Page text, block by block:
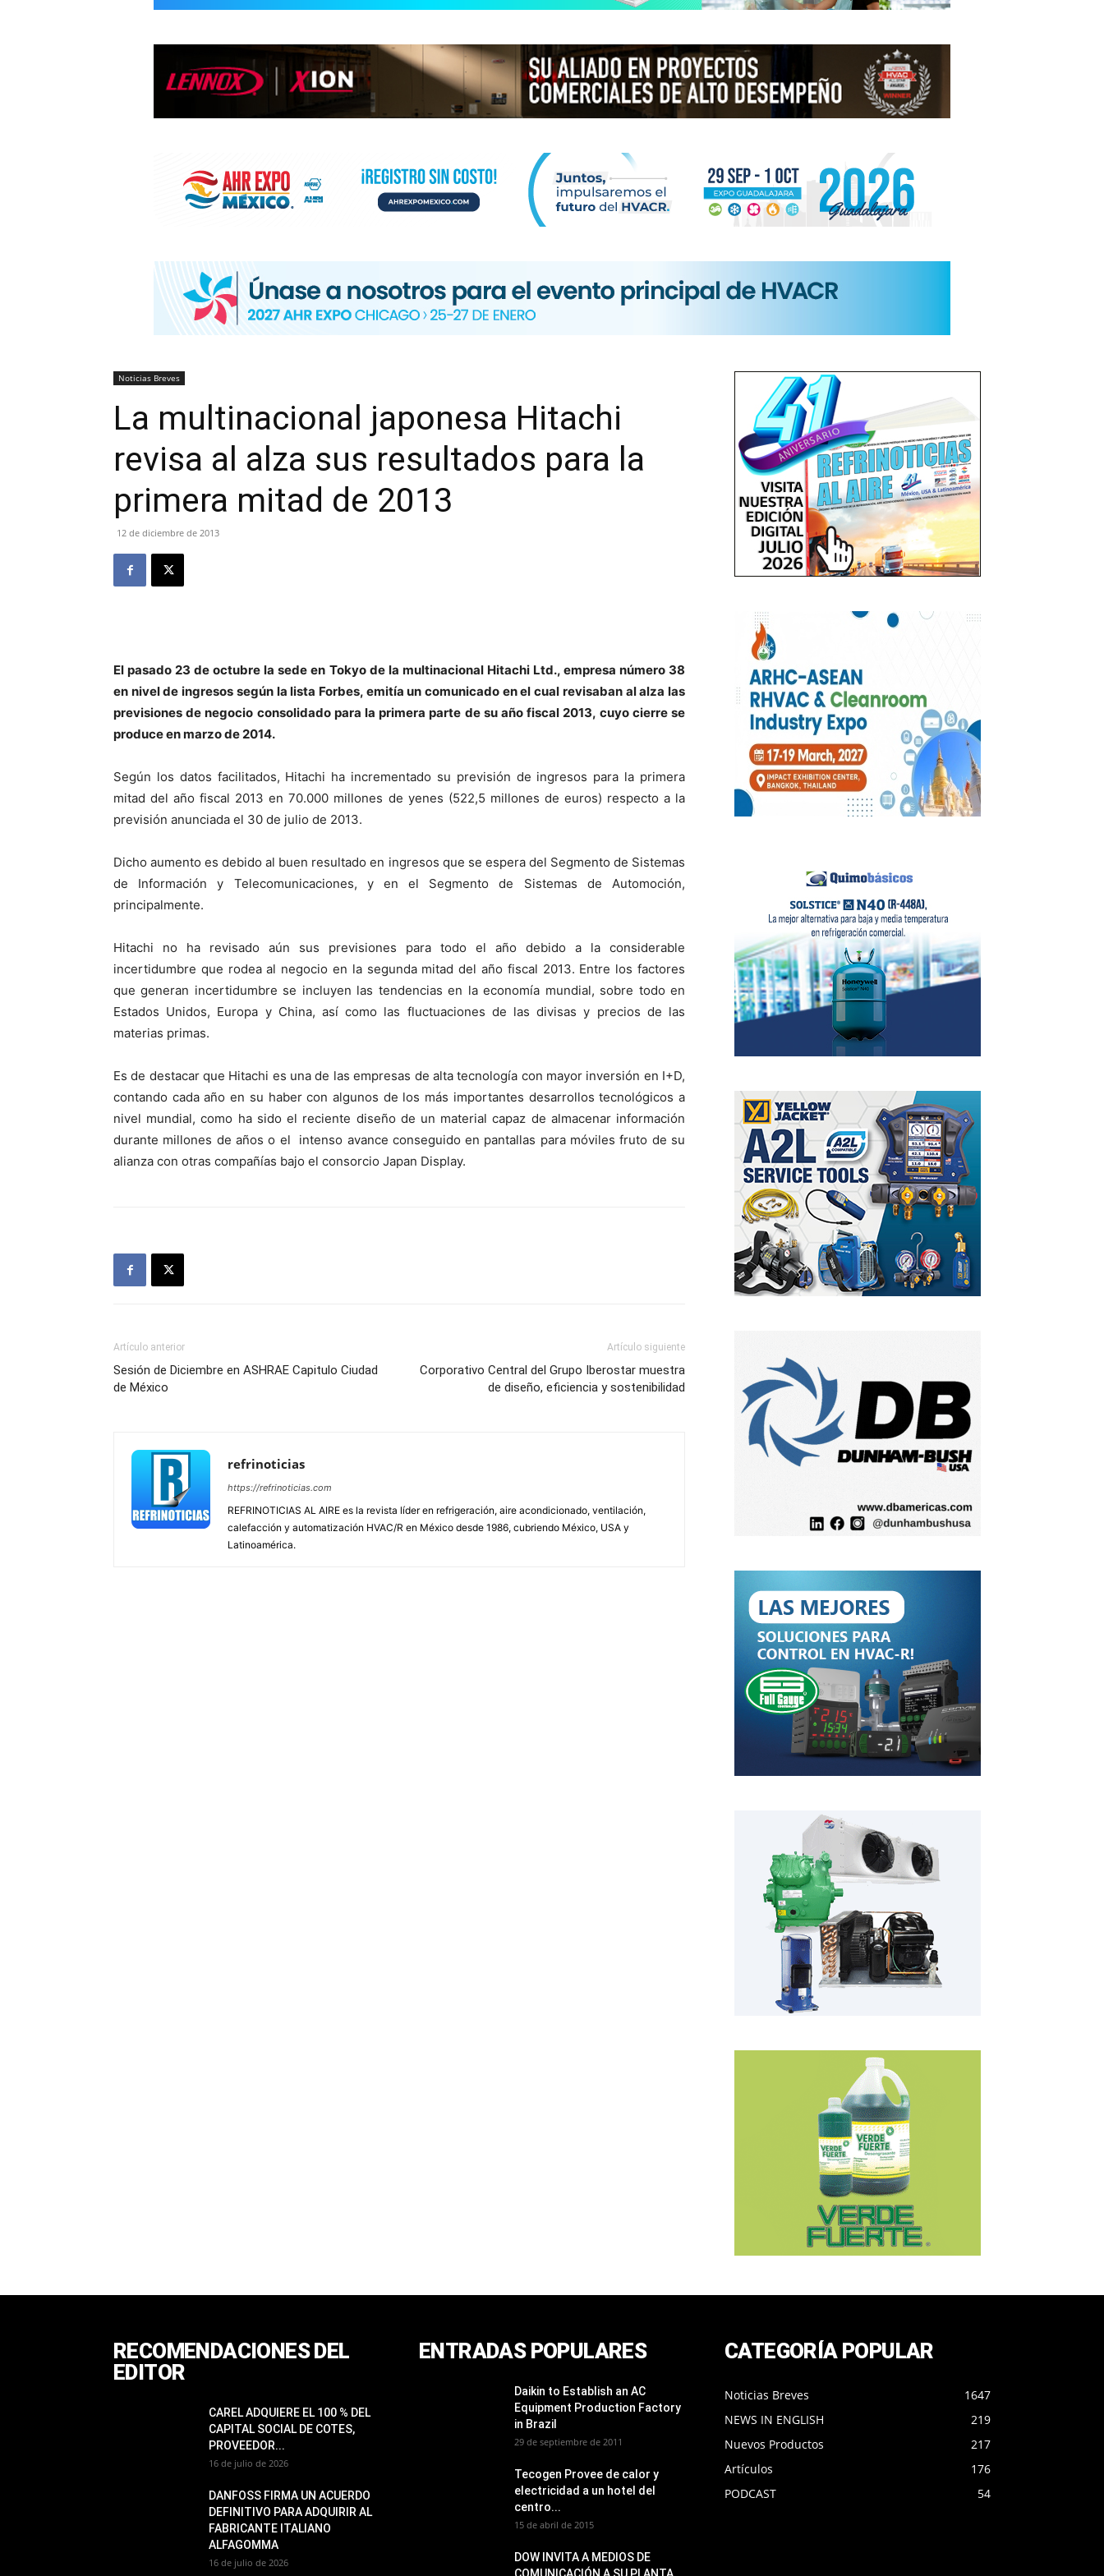
INFORMACIÓN
HVAC/R
DE
Noticias Breves
La multinacional japonesa Hitachi
revisa al alza sus resultados para la
primera mitad de 2013
12 de diciembre de 2013
El pasado 23 de octubre la sede en Tokyo de la multinacional Hitachi Ltd., empresa número 38
en nivel de ingresos según la lista Forbes, emitía un comunicado en el cual revisaban al alza las
previsiones de negocio consolidado para la primera parte de su año fiscal 2013, cuyo cierre se
produce en marzo de 2014.
Según los datos facilitados, Hitachi ha incrementado su previsión de ingresos para la primera
mitad del año fiscal 2013 en 70.000 millones de yenes (522,5 millones de euros) respecto a la
previsión anunciada el 30 de julio de 2013.
Dicho aumento es debido al buen resultado en ingresos que se espera del Segmento de Sistemas
de Información y Telecomunicaciones, y en el Segmento de Sistemas de Automoción,
principalmente.
Hitachi no ha revisado aún sus previsiones para todo el año debido a la considerable
incertidumbre que rodea al negocio en la segunda mitad del año fiscal 2013. Entre los factores
que generan incertidumbre se incluyen las tendencias en la economía mundial, sobre todo en
Estados Unidos, Europa y China, así como las fluctuaciones de las divisas y precios de las
materias primas.
Es de destacar que Hitachi es una de las empresas de alta tecnología con mayor inversión en I+D,
contando cada año en su haber con algunos de los más importantes desarrollos tecnológicos a
nivel mundial, como ha sido el reciente diseño de un material capaz de almacenar información
durante millones de años o el intenso avance conseguido en pantallas para móviles fruto de su
alianza con otras compañías bajo el consorcio Japan Display.
Artículo anterior
Sesión de Diciembre en ASHRAE Capitulo Ciudad
de México
Artículo siguiente
Corporativo Central del Grupo Iberostar muestra
de diseño, eficiencia y sostenibilidad
refrinoticias
https://refrinoticias.com
REFRINOTICIAS AL AIRE es la revista líder en refrigeración, aire acondicionado, ventilación,
calefacción y automatización HVAC/R en México desde 1986, cubriendo México, USA y
Latinoamérica.
RECOMENDACIONES DEL
EDITOR
CAREL ADQUIERE EL 100 % DEL
CAPITAL SOCIAL DE COTES,
PROVEEDOR...
16 de julio de 2026
DANFOSS FIRMA UN ACUERDO
DEFINITIVO PARA ADQUIRIR AL
FABRICANTE ITALIANO
ALFAGOMMA
16 de julio de 2026
ENTRADAS POPULARES
Daikin to Establish an AC
Equipment Production Factory
in Brazil
29 de septiembre de 2011
Tecogen Provee de calor y
electricidad a un hotel del
centro...
15 de abril de 2015
DOW INVITA A MEDIOS DE
CATEGORÍA POPULAR
Noticias Breves
1647
NEWS IN ENGLISH
219
Nuevos Productos
217
Artículos
176
PODCAST
54